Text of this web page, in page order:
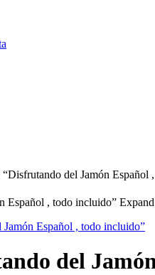
“Disfrutando del Jamón Español
Expand
del